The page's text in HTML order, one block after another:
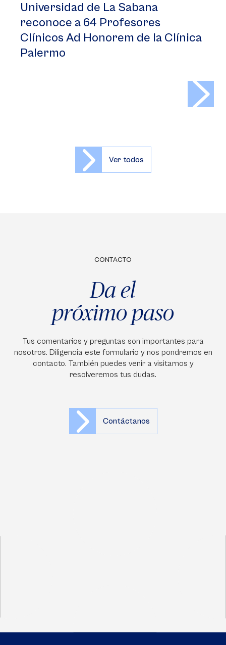
Universidad de La Sabana
reconoce a 64 Profesores
Clínicos Ad Honorem de la Clínica
Palermo
Ver todos
CONTACTO
Da el
próximo paso
Tus comentarios y preguntas son importantes para
nosotros. Diligencia este formulario y nos pondremos en
contacto. También puedes venir a visitarnos y
resolveremos tus dudas.
Contáctanos